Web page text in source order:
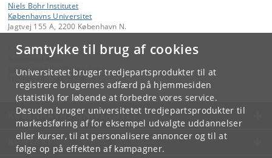
Samtykke til brug af cookies
Universitetet bruger tredjepartsprodukter til at
registrere brugernes adfærd på hjemmesiden
(statistik) for løbende at forbedre vores service.
Desuden bruger universitetet tredjepartsprodukter til
markedsføring af for eksempel udvalgte uddannelser
eller kurser, til at personalisere annoncer og til at
følge op på effekten af kampagner.
Niels Bohr Institutet
Københavns Universitet
Jagtvej 155 A, 2200 København N.
Kontakt:
Kommunikation
kommunikation@nbi.ku.dk
KØBENHAVNS UNIVERSITET
KONTAKT